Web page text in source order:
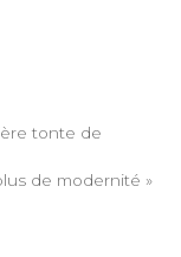
tonte de
de modernité »